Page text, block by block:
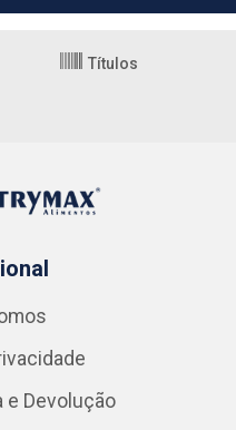
Títulos
e Devolução